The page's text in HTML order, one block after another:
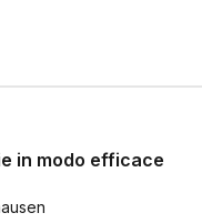
in modo efficace